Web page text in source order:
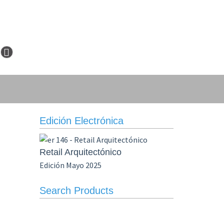
Edición Electrónica
Retail Arquitectónico
Edición Mayo 2025
Search Products